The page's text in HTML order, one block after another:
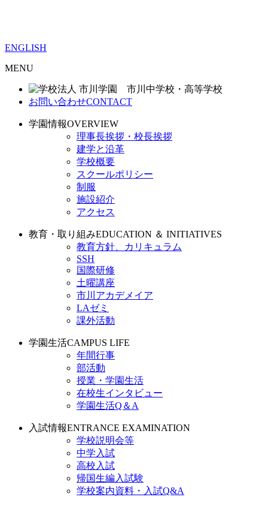
ENGLISH
MENU
お問い合わせCONTACT
学園情報OVERVIEW
理事長挨拶・校長挨拶
建学と沿革
学校概要
スクールポリシー
制服
施設紹介
アクセス
教育・取り組みEDUCATION ＆ INITIATIVES
教育方針、カリキュラム
SSH
国際研修
土曜講座
市川アカデメイア
LAゼミ
課外活動
学園生活CAMPUS LIFE
年間行事
部活動
授業・学園生活
在校生インタビュー
学園生活Q＆A
入試情報ENTRANCE EXAMINATION
学校説明会等
中学入試
高校入試
帰国生編入試験
学校案内資料・入試Q&A